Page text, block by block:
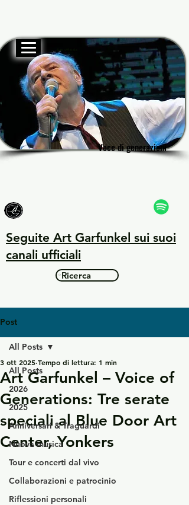
Voce di generazioni
Voce di generazioni
Sito ufficiale
Ricerca
Seguite Art Garfunkel sui suoi
canali ufficiali
Post
All Posts
2026
2025
Anniversari & Traguardi
Nuova musica
Tour e concerti dal vivo
Collaborazioni e patrocinio
Riflessioni personali
All Posts
Art Garfunkel – Voice of
Generations: Tre serate
speciali al Blue Door Art
Center, Yonkers
3 ott 2025 Tempo di lettura: 1 min